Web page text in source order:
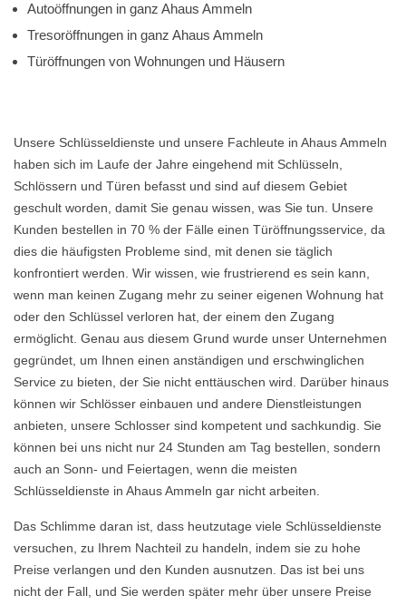
Autoöffnungen in ganz Ahaus Ammeln
Tresoröffnungen in ganz Ahaus Ammeln
Türöffnungen von Wohnungen und Häusern
Unsere Schlüsseldienste und unsere Fachleute in Ahaus Ammeln
haben sich im Laufe der Jahre eingehend mit Schlüsseln,
Schlössern und Türen befasst und sind auf diesem Gebiet
geschult worden, damit Sie genau wissen, was Sie tun. Unsere
Kunden bestellen in 70 % der Fälle einen Türöffnungsservice, da
dies die häufigsten Probleme sind, mit denen sie täglich
konfrontiert werden. Wir wissen, wie frustrierend es sein kann,
wenn man keinen Zugang mehr zu seiner eigenen Wohnung hat
oder den Schlüssel verloren hat, der einem den Zugang
ermöglicht. Genau aus diesem Grund wurde unser Unternehmen
gegründet, um Ihnen einen anständigen und erschwinglichen
Service zu bieten, der Sie nicht enttäuschen wird. Darüber hinaus
können wir Schlösser einbauen und andere Dienstleistungen
anbieten, unsere Schlosser sind kompetent und sachkundig. Sie
können bei uns nicht nur 24 Stunden am Tag bestellen, sondern
auch an Sonn- und Feiertagen, wenn die meisten
Schlüsseldienste in Ahaus Ammeln gar nicht arbeiten.
Das Schlimme daran ist, dass heutzutage viele Schlüsseldienste
versuchen, zu Ihrem Nachteil zu handeln, indem sie zu hohe
Preise verlangen und den Kunden ausnutzen. Das ist bei uns
nicht der Fall, und Sie werden später mehr über unsere Preise